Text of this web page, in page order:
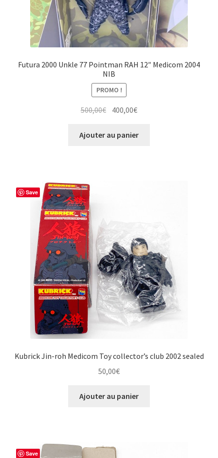
Futura 2000 Unkle 77 Pointman RAH 12″ Medicom 2004
NIB
PROMO !
500,00€ Le
initial
400,00€Le
actuel
Ajouter au panier
Save
Kubrick Jin-roh Medicom Toy collector’s club 2002 sealed
50,00€
Ajouter au panier
Save